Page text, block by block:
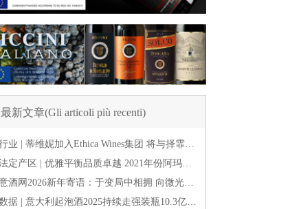
最新文章(Gli articoli più recenti)
行业 | 蒂维妮加入Ethica Wines集团 将与择霏罗共拓中国市场
法定产区 | 优雅平衡品质卓越 2021年份阿玛罗尼Amarone全球预品会落幕
意酒网2026新年寄语：于变局中相拥 向微光而前行
数据 | 意大利起泡酒2025持续走强装瓶10.3亿瓶 普罗塞克风靡全球